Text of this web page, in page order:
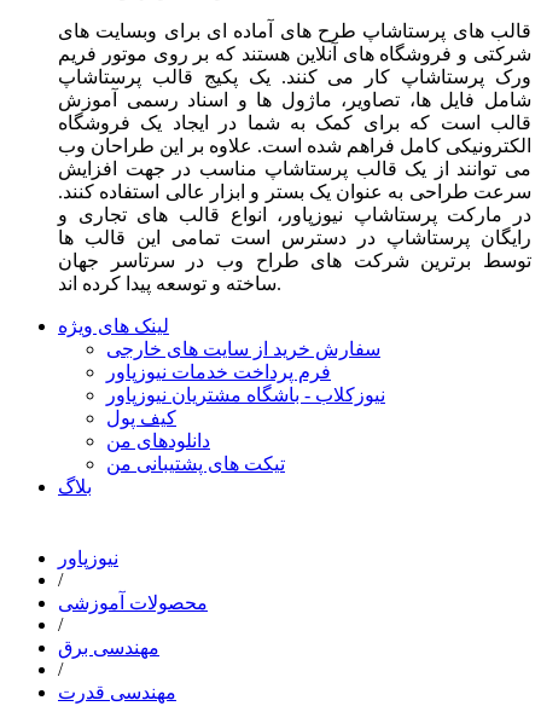
قالب های پرستاشاپ طرح های آماده ای برای وبسایت های
شرکتی و فروشگاه های آنلاین هستند که بر روی موتور فریم
ورک پرستاشاپ کار می کنند. یک پکیج قالب پرستاشاپ
شامل فایل ها، تصاویر، ماژول ها و اسناد رسمی آموزش
قالب است که برای کمک به شما در ایجاد یک فروشگاه
الکترونیکی کامل فراهم شده است. علاوه بر این طراحان وب
می توانند از یک قالب پرستاشاپ مناسب در جهت افزایش
سرعت طراحی به عنوان یک بستر و ابزار عالی استفاده کنند.
در مارکت پرستاشاپ نیوزپاور، انواع قالب های تجاری و
رایگان پرستاشاپ در دسترس است تمامی این قالب ها
توسط برترین شرکت های طراح وب در سرتاسر جهان
ساخته و توسعه پیدا کرده اند.
لینک های ویژه
سفارش خرید از سایت های خارجی
فرم پرداخت خدمات نیوزپاور
نیوزکلاب - باشگاه مشتریان نیوزپاور
کیف پول
دانلودهای من
تیکت های پشتیبانی من
بلاگ
نیوزپاور
/
محصولات آموزشی
/
مهندسی برق
/
مهندسی قدرت